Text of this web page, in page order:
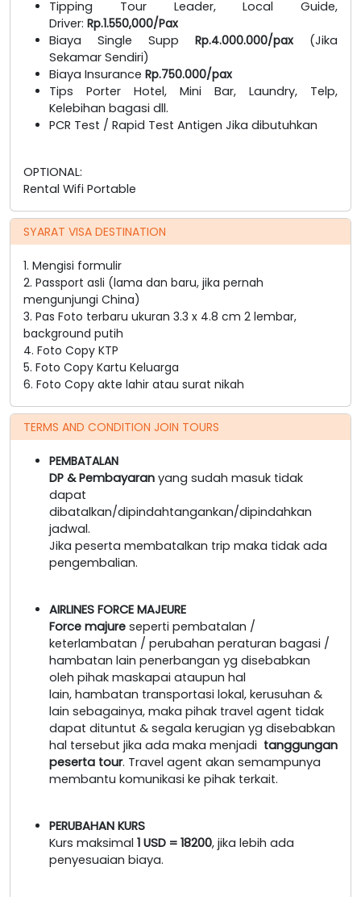
Tipping Tour Leader, Local Guide,
Driver: Rp.1.550,000/Pax
Biaya Single Supp Rp.4.000.000/pax (Jika
Sekamar Sendiri)
Biaya Insurance Rp.750.000/pax
Tips Porter Hotel, Mini Bar, Laundry, Telp,
Kelebihan bagasi dll.
PCR Test / Rapid Test Antigen Jika dibutuhkan
OPTIONAL:
Rental Wifi Portable
SYARAT VISA DESTINATION
1. Mengisi formulir
2. Passport asli (lama dan baru, jika pernah
mengunjungi China)
3. Pas Foto terbaru ukuran 3.3 x 4.8 cm 2 lembar,
background putih
4. Foto Copy KTP
5. Foto Copy Kartu Keluarga
6. Foto Copy akte lahir atau surat nikah
TERMS AND CONDITION JOIN TOURS
PEMBATALAN
DP & Pembayaran yang sudah masuk tidak
dapat
dibatalkan/dipindahtangankan/dipindahkan
jadwal.
Jika peserta membatalkan trip maka tidak ada
pengembalian.
AIRLINES FORCE MAJEURE
Force majure seperti pembatalan /
keterlambatan / perubahan peraturan bagasi /
hambatan lain penerbangan yg disebabkan
oleh pihak maskapai ataupun hal
lain, hambatan transportasi lokal, kerusuhan &
lain sebagainya, maka pihak travel agent tidak
dapat dituntut & segala kerugian yg disebabkan
hal tersebut jika ada maka menjadi tanggungan
peserta tour. Travel agent akan semampunya
membantu komunikasi ke pihak terkait.
PERUBAHAN KURS
Kurs maksimal 1 USD = 18200, jika lebih ada
penyesuaian biaya.